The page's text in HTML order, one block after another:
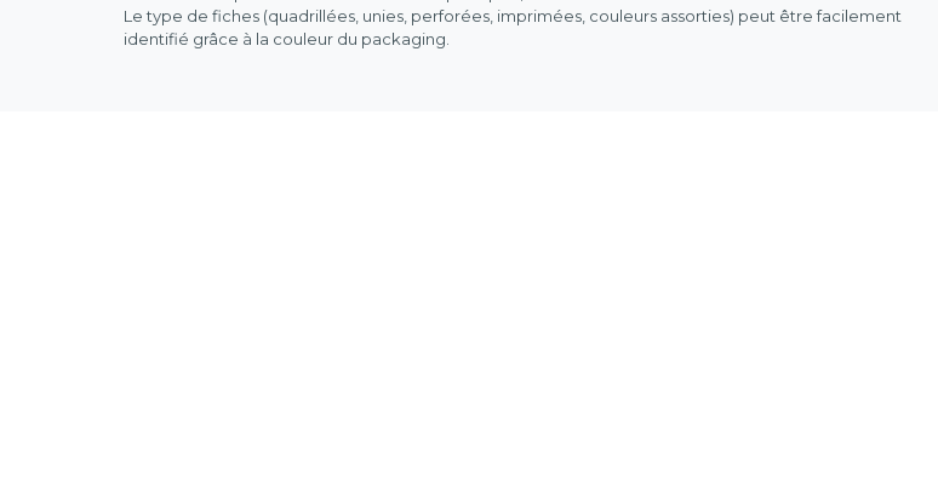
Le type de fiches (quadrillées, unies, perforées, imprimées, couleurs assorties) peut être facilement
identifié grâce à la couleur du packaging.